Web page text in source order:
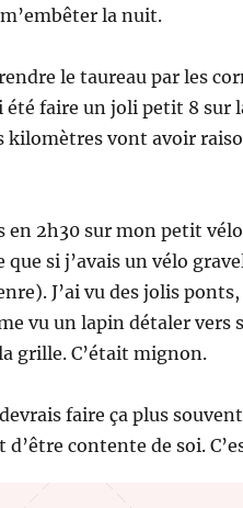
la nuit.
le taureau par les
été faire un joli petit 8 sur
kilomètres vont avoir
2h30 sur mon petit
que si j’avais un vélo
J’ai vu des jolis
vu un lapin détaler vers
grille. C’était mignon.
faire ça plus
contente de soi.